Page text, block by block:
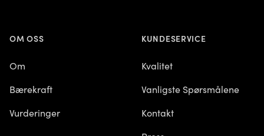
OM OSS
Om
Bærekraft
Vurderinger
KUNDESERVICE
Kvalitet
Vanligste Spørsmålene
Kontakt